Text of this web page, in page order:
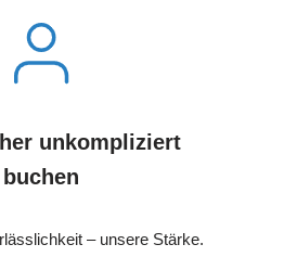
unkompliziert
buchen
– unsere Stärke.